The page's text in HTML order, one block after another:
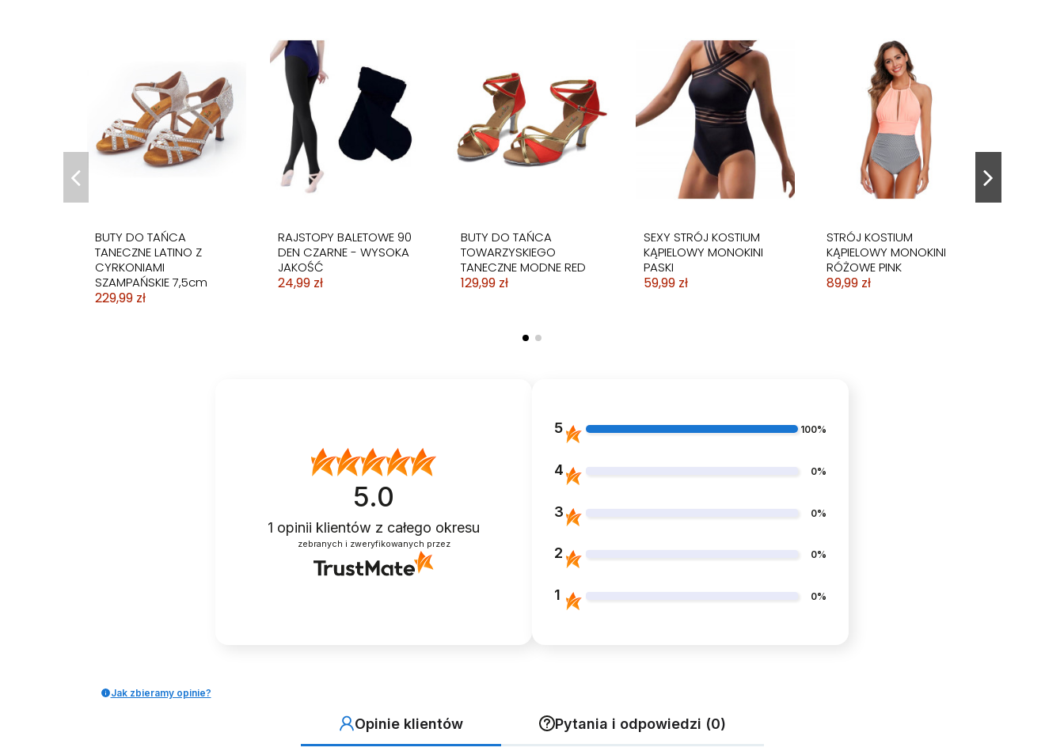
BIKINI STRÓJ KĄPIELOWY
WYSOKI STAN KLASYCZNY
STRÓJ KOSTIUM
KĄPIELOWY MONOKINI
CZARNY BASEN
89,99 zł
STRÓJ KOSTIUM
KĄPIELOWY MONOKINI W
PASKI
BIKINI STRÓJ KĄPIELOWY
WYSOKI STAN FLAMINGI
59,99 zł
STRÓJ KOSTIUM
KĄPIELOWY NA BASEN
PLAŻĘ FIT
79,99 zł
STRÓJ KOSTIUM
KĄPIELOWY SPORTOWY
BIKINI STRÓJ KĄPIELOWY
PASKI ŻÓŁTE CZARNE
59,99 zł
STRÓJ KOSTIUM
KĄPIELOWY MONOKINI
ŻÓŁTE KWIATY
STRÓJ KOSTIUM
KĄPIELOWY NA BASEN
PLAŻĘ SLIM
79,99 zł
TANKINI STRÓJ KĄPIELOWY
SUKIENKA
DWUCZĘŚCIOWA
129,99 zł
JEDNOCZĘŚCIOWY
STRÓJ KĄPIELOWY
MONOKINI FIOLET
BUTY DO TAŃCA
TANECZNE LATINO Z
CYRKONIAMI
SZAMPAŃSKIE 7,5cm
229,99 zł
RAJSTOPY BALETOWE 90
DEN CZARNE - WYSOKA
JAKOŚĆ
24,99 zł
BUTY DO TAŃCA
TOWARZYSKIEGO
TANECZNE MODNE RED
129,99 zł
SEXY STRÓJ KOSTIUM
KĄPIELOWY MONOKINI
PASKI
59,99 zł
STRÓJ KOSTIUM
KĄPIELOWY MONOKINI
RÓŻOWE PINK
89,99 zł
BUTY DO TAŃCA
TANECZNE RZYMIANKI
BIKINI STRÓJ KĄPIELOWY
5.0
1 opinii klientów z całego okresu
zebranych i zweryfikowanych przez
5 100%
4 0%
3 0%
2 0%
1 0%
Jak zbieramy opinie?
Opinie klientów Pytania i odpowiedzi (0)